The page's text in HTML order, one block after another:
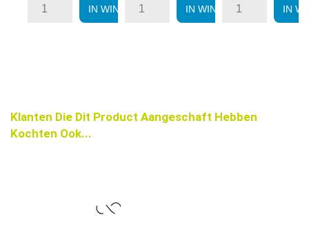
IN WINKELWAGEN IN WINKELWAGEN IN
Klanten Die Dit Product Aangeschaft Hebben
Kochten Ook...